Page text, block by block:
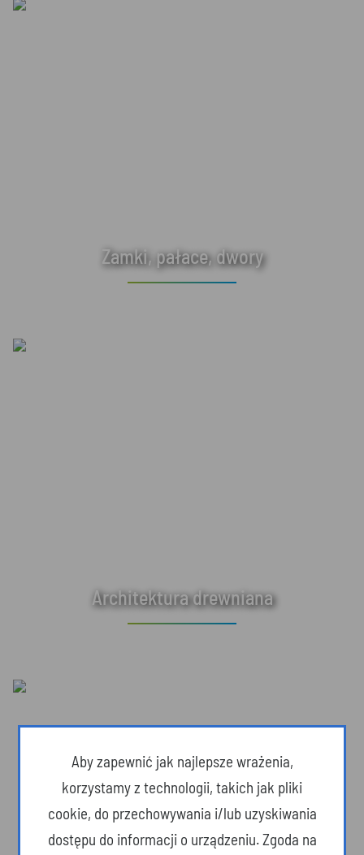
Zamki, pałace, dwory
Architektura drewniana
Aby zapewnić jak najlepsze wrażenia,
korzystamy z technologii, takich jak pliki
cookie, do przechowywania i/lub uzyskiwania
dostępu do informacji o urządzeniu. Zgoda na